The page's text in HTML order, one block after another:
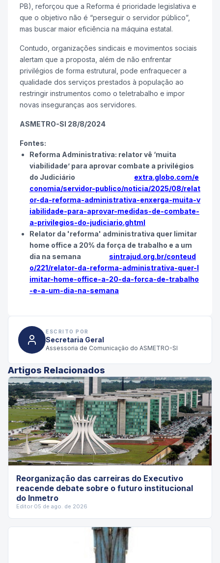
PB), reforçou que a Reforma é prioridade legislativa e
que o objetivo não é “perseguir o servidor público”,
mas buscar maior eficiência na máquina estatal.
Contudo, organizações sindicais e movimentos sociais
alertam que a proposta, além de não enfrentar
privilégios de forma estrutural, pode enfraquecer a
qualidade dos serviços prestados à população ao
restringir instrumentos como o teletrabalho e impor
novas inseguranças aos servidores.
ASMETRO-SI 28/8/2024
Fontes:
Reforma Administrativa: relator vê ‘muita
viabilidade’ para aprovar combate a privilégios
do Judiciário extra.globo.com/e
conomia/servidor-publico/noticia/2025/08/relat
or-da-reforma-administrativa-enxerga-muita-v
iabilidade-para-aprovar-medidas-de-combate-
a-privilegios-do-judiciario.ghtml
Relator da 'reforma' administrativa quer limitar
home office a 20% da força de trabalho e a um
dia na semana sintrajud.org.br/conteud
o/221/relator-da-reforma-administrativa-quer-l
imitar-home-office-a-20-da-forca-de-trabalho
-e-a-um-dia-na-semana
ESCRITO POR
Secretaria Geral
Assessoria de Comunicação do ASMETRO-SI
Artigos Relacionados
Reorganização das carreiras do Executivo
reacende debate sobre o futuro institucional
do Inmetro
Editor·05 de ago. de 2026